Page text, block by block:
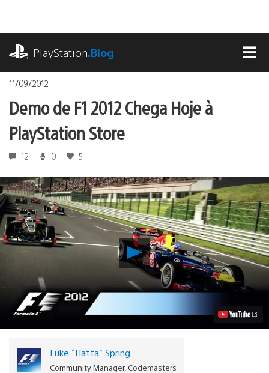
o
conteúdoPlayStation.Blog
11/09/2012
Demo de F1 2012 Chega Hoje à
PlayStation Store
12 0 5
Reproduzir
Demo
de
F1
2012
Hoje
à
Luke "Hatta" Spring
Community Manager, Codemasters